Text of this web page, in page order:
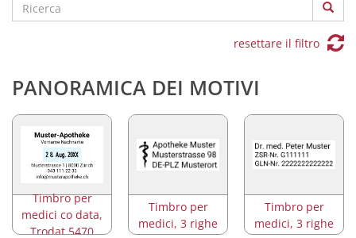
resettare il filtro
PANORAMICA DEI MOTIVI
Timbro per
medici co data,
Trodat 5470
Timbro per
medici, 3 righe
Timbro per
medici, 3 righe